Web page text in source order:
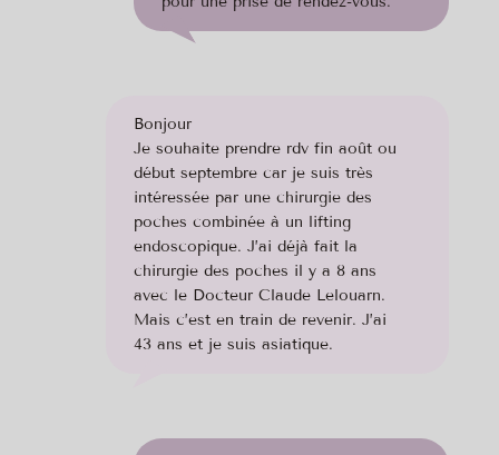
Bonjour
Je souhaite prendre rdv fin août ou
début septembre car je suis très
intéressée par une chirurgie des
poches combinée à un lifting
endoscopique. J’ai déjà fait la
chirurgie des poches il y a 8 ans
avec le Docteur Claude Lelouarn.
Mais c’est en train de revenir. J’ai
43 ans et je suis asiatique.